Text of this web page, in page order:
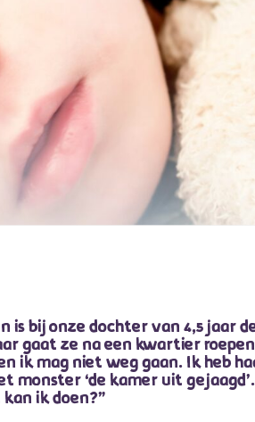
is bij onze dochter van 4,5
gaat ze na een kwartier
ik mag niet weg gaan. Ik heb
monster ‘de kamer uit
ik doen?”